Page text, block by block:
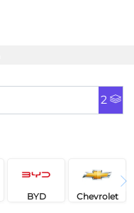
2
BYD Chevrolet